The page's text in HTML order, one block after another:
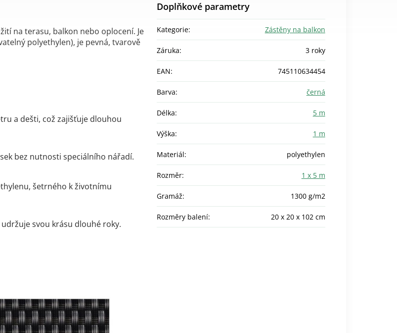
na terasu, balkon nebo oplocení. Je
polyethylen), je pevná, tvarově
a dešti, což zajišťuje dlouhou
bez nutnosti speciálního nářadí.
šetrného k životnímu
svou krásu dlouhé roky.
Doplňkové parametry
Kategorie: Zástěny na balkon
Záruka: 3 roky
EAN: 745110634454
Barva: černá
Délka: 5 m
Výška: 1 m
Materiál: polyethylen
Rozměr: 1 x 5 m
Gramáž: 1300 g/m2
Rozměry balení: 20 x 20 x 102 cm